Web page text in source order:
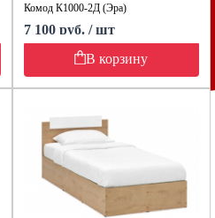
Комод К1000-2Д (Эра)
7 100 руб. / шт
В корзину